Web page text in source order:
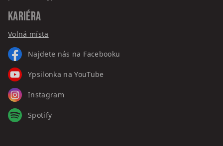
KARIÉRA
Volná místa
Najdete nás na Facebooku
Ypsilonka na YouTube
Instagram
Spotify